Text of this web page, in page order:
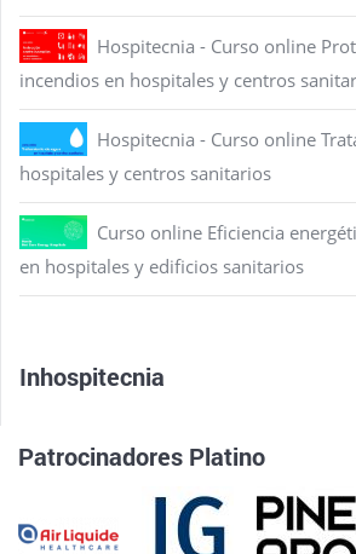
Hospitecnia - Curso online
incendios en hospitales y centros
Hospitecnia - Curso online
hospitales y centros sanitarios
Curso online Eficiencia
en hospitales y edificios sanitarios
Inhospitecnia
Patrocinadores Platino